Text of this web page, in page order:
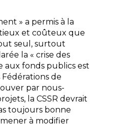
» a permis à la
et coûteux que
seul, surtout
la « crise des
aux fonds publics est
de
par nous-
la CSSR devrait
toujours bonne
à modifier